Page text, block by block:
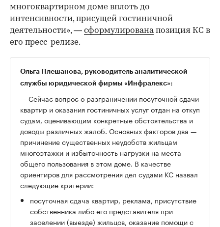
многоквартирном доме вплоть до
интенсивности, присущей гостиничной
деятельности», — сформулированапозиция КС в
его пресс-релизе.
Ольга Плешанова, руководитель аналитической
службы юридической фирмы «Инфралекс»:
— Сейчас вопрос о разграничении посуточной сдачи
квартир и оказания гостиничных услуг отдан на откуп
судам, оценивающим конкретные обстоятельства и
доводы различных жалоб. Основных факторов два —
причинение существенных неудобств жильцам
многоэтажки и избыточность нагрузки на места
общего пользования в этом доме. В качестве
ориентиров для рассмотрения дел судами КС назвал
следующие критерии:
посуточная сдача квартир, реклама, присутствие
собственника либо его представителя при
заселении (выезде) жильцов, оказание помощи с